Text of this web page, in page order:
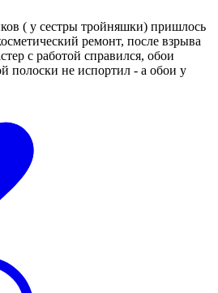
( у сестры тройняшки) пришлось
ремонт, после взрыва
с работой справился, обои
полоски не испортил - а обои у